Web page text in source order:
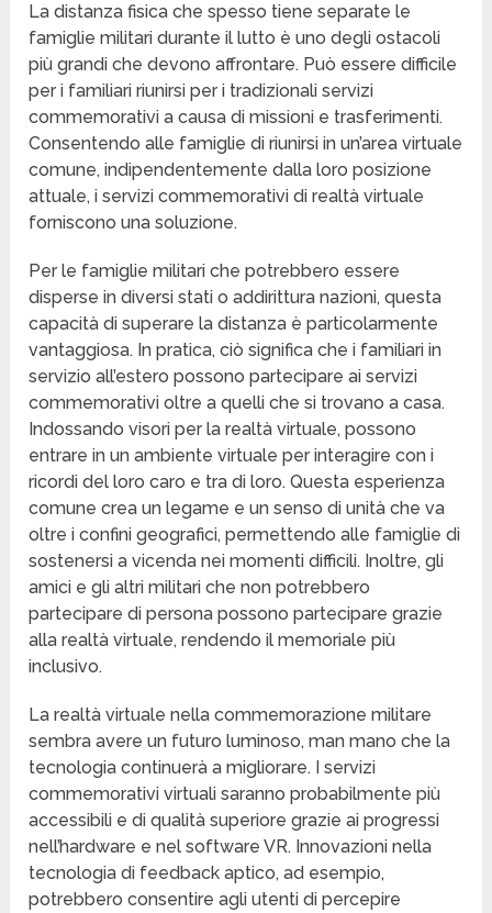
La distanza fisica che spesso tiene separate le
famiglie militari durante il lutto è uno degli ostacoli
più grandi che devono affrontare. Può essere difficile
per i familiari riunirsi per i tradizionali servizi
commemorativi a causa di missioni e trasferimenti.
Consentendo alle famiglie di riunirsi in un’area virtuale
comune, indipendentemente dalla loro posizione
attuale, i servizi commemorativi di realtà virtuale
forniscono una soluzione.
Per le famiglie militari che potrebbero essere
disperse in diversi stati o addirittura nazioni, questa
capacità di superare la distanza è particolarmente
vantaggiosa. In pratica, ciò significa che i familiari in
servizio all’estero possono partecipare ai servizi
commemorativi oltre a quelli che si trovano a casa.
Indossando visori per la realtà virtuale, possono
entrare in un ambiente virtuale per interagire con i
ricordi del loro caro e tra di loro. Questa esperienza
comune crea un legame e un senso di unità che va
oltre i confini geografici, permettendo alle famiglie di
sostenersi a vicenda nei momenti difficili. Inoltre, gli
amici e gli altri militari che non potrebbero
partecipare di persona possono partecipare grazie
alla realtà virtuale, rendendo il memoriale più
inclusivo.
La realtà virtuale nella commemorazione militare
sembra avere un futuro luminoso, man mano che la
tecnologia continuerà a migliorare. I servizi
commemorativi virtuali saranno probabilmente più
accessibili e di qualità superiore grazie ai progressi
nell’hardware e nel software VR. Innovazioni nella
tecnologia di feedback aptico, ad esempio,
potrebbero consentire agli utenti di percepire